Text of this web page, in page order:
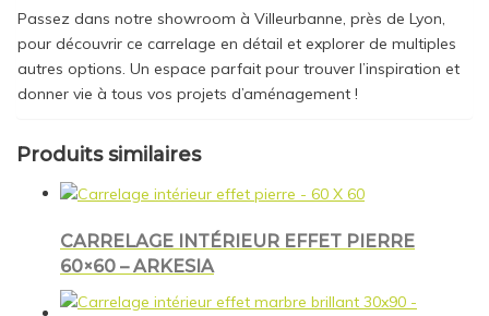
Passez dans notre showroom à Villeurbanne, près de Lyon,
pour découvrir ce carrelage en détail et explorer de multiples
autres options. Un espace parfait pour trouver l’inspiration et
donner vie à tous vos projets d’aménagement !
Produits similaires
CARRELAGE INTÉRIEUR EFFET PIERRE
60×60 – ARKESIA